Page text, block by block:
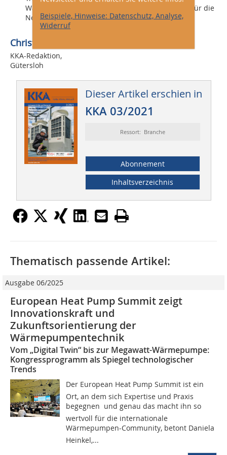
Wärmemenge mehr als 60 % elektrische Energie für die
Netzpumpen eingespart werden kann.
Christoph Brauneis,
KKA-Redaktion,
Gütersloh
Dieser Artikel erschien in
KKA 03/2021
Ressort: Branche
Abonnement
Inhaltsverzeichnis
Beispiele, Hinweise: Datenschutz, Analyse,
Widerruf
Thematisch passende Artikel:
Ausgabe 06/2025
European Heat Pump Summit zeigt
Innovationskraft und
Zukunftsorientierung der
Wärmepumpentechnik
Vom „Digital Twin“ bis zur Megawatt-Wärmepumpe:
Kongressprogramm als Spiegel technologischer
Trends
Der European Heat Pump Summit ist ein
Ort, an dem sich Expertise und Praxis
begegnen  und genau das macht ihn so
wertvoll für die internationale
Wärmepumpen-Community, betont Daniela
Heinkel,...